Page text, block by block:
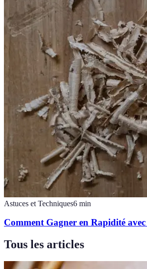
Astuces et Techniques6 min
Comment Gagner en Rapidité
Tous les articles